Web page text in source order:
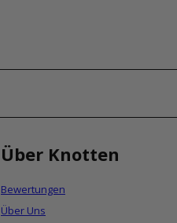
Über Knotten
Bewertungen
Über Uns